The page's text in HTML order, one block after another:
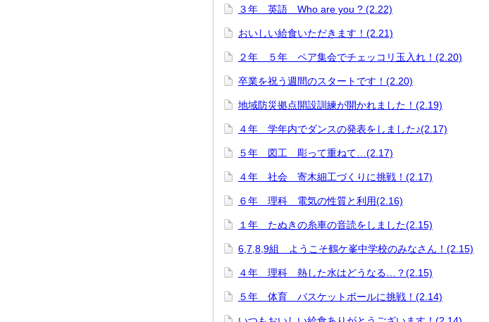
３年 英語 Who are you ? (2.22)
おいしい給食いただきます！(2.21)
２年 ５年 ペア集会でチェッコリ玉入れ！(2.20)
卒業を祝う週間のスタートです！(2.20)
地域防災拠点開設訓練が開かれました！(2.19)
４年 学年内でダンスの発表をしました♪(2.17)
５年 図工 彫って重ねて…(2.17)
４年 社会 寄木細工づくりに挑戦！(2.17)
６年 理科 電気の性質と利用(2.16)
１年 たぬきの糸車の音読をしました(2.15)
6,7,8,9組 ようこそ鶴ケ峯中学校のみなさん！(2.15)
４年 理科 熱した水はどうなる…？(2.15)
５年 体育 バスケットボールに挑戦！(2.14)